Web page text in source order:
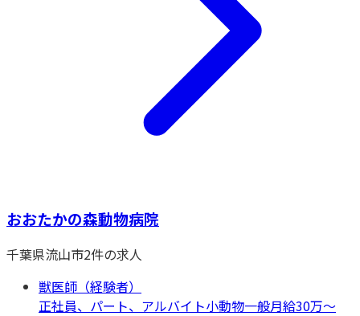
おおたかの森動物病院
千葉県流山市2件の求人
獣医師（経験者）
正社員、パート、アルバイト小動物一般月給30万〜